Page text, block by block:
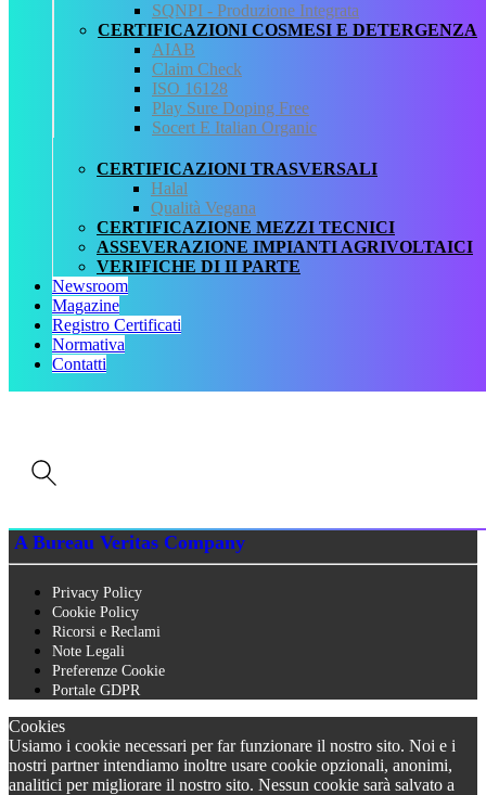
SQNPI - Produzione Integrata
CERTIFICAZIONI COSMESI E DETERGENZA
AIAB
Claim Check
ISO 16128
Play Sure Doping Free
Socert E Italian Organic
CERTIFICAZIONI TRASVERSALI
Halal
Qualità Vegana
CERTIFICAZIONE MEZZI TECNICI
ASSEVERAZIONE IMPIANTI AGRIVOLTAICI
VERIFICHE DI II PARTE
Newsroom
Magazine
Registro Certificati
Normativa
Contatti
AREA DOWNLOAD
POLITICA QHSE
FAQ – DOMANDE FREQUENTI
BIOLOGICA
MEZZI TECNICI
QUALITÀ VEGANA
RISTORAZIONE BIO
SQNPI
QCertificazioni S.r.l. a socio unico
Via Paolo Frajese, 37 – 53100 Siena
Iscrizione Registro delle imprese di Siena n. 01273640522, REA n. 134249
A Bureau Veritas Company
Privacy Policy
Cookie Policy
Ricorsi e Reclami
Note Legali
Preferenze Cookie
Portale GDPR
Cookies
Usiamo i cookie necessari per far funzionare il nostro sito. Noi e i
nostri partner intendiamo inoltre usare cookie opzionali, anonimi,
analitici per migliorare il nostro sito. Nessun cookie sarà salvato a